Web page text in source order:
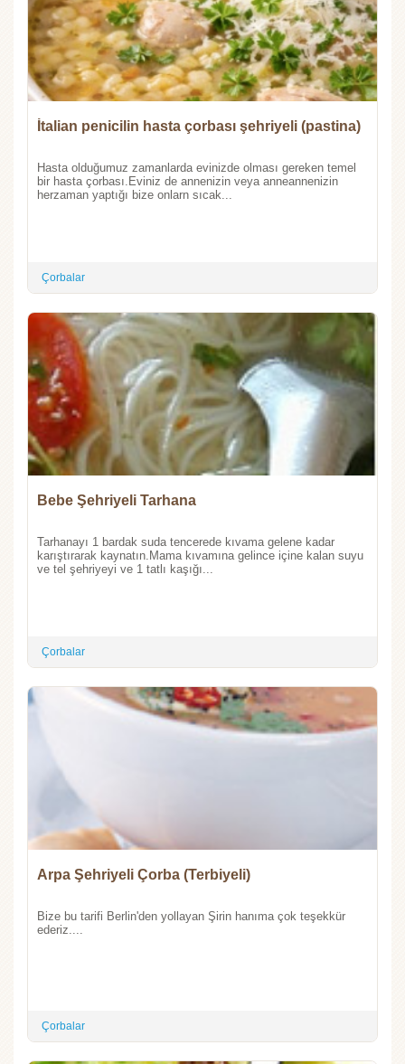
İtalian penicilin hasta çorbası şehriyeli (pastina)
Hasta olduğumuz zamanlarda evinizde olması gereken temel
bir hasta çorbası.Eviniz de annenizin veya anneannenizin
herzaman yaptığı bize onlarn sıcak...
Çorbalar
Bebe Şehriyeli Tarhana
Tarhanayı 1 bardak suda tencerede kıvama gelene kadar
karıştırarak kaynatın.Mama kıvamına gelince içine kalan suyu
ve tel şehriyeyi ve 1 tatlı kaşığı...
Çorbalar
Arpa Şehriyeli Çorba (Terbiyeli)
Bize bu tarifi Berlin'den yollayan Şirin hanıma çok teşekkür
ederiz....
Çorbalar